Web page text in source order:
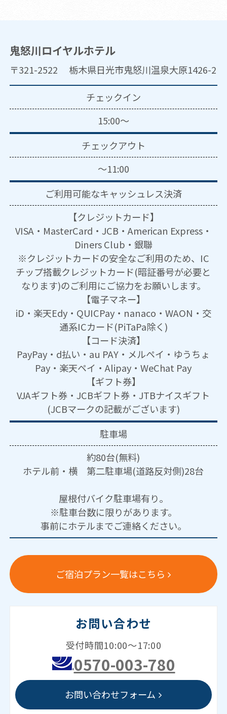
鬼怒川ロイヤルホテル
〒321-2522 栃木県日光市鬼怒川温泉大原1426-2
チェックイン
15:00～
チェックアウト
～11:00
ご利用可能なキャッシュレス決済
【クレジットカード】
VISA・MasterCard・JCB・American Express・
Diners Club・銀聯
※クレジットカードの安全なご利用のため、IC
チップ搭載クレジットカード(暗証番号が必要と
なります)のご利用にご協力をお願いします。
【電子マネー】
iD・楽天Edy・QUICPay・nanaco・WAON・交
通系ICカード(PiTaPa除く)
【コード決済】
PayPay・d払い・au PAY・メルペイ・ゆうちょ
Pay・楽天ペイ・Alipay・WeChat Pay
【ギフト券】
VJAギフト券・JCBギフト券・JTBナイスギフト
(JCBマークの記載がございます)
駐車場
約80台(無料)
ホテル前・横 第二駐車場(道路反対側)28台
屋根付バイク駐車場有り。
※駐車台数に限りがあります。
事前にホテルまでご連絡ください。
ご宿泊プラン一覧はこちら
お問い合わせ
受付時間10:00～17:00
0570-003-780
お問い合わせフォーム